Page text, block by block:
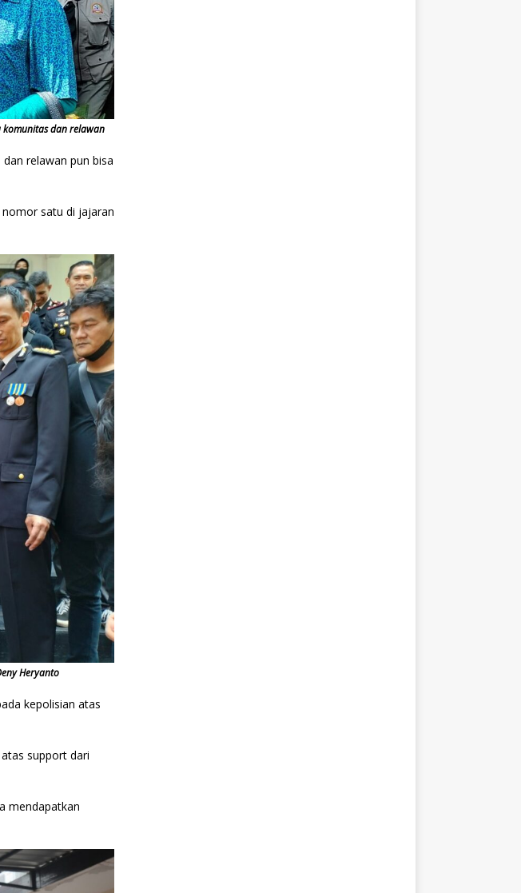
komunitas dan relawan
relawan pun bisa
nomor satu di jajaran
Heryanto
kepolisian atas
support dari
mendapatkan